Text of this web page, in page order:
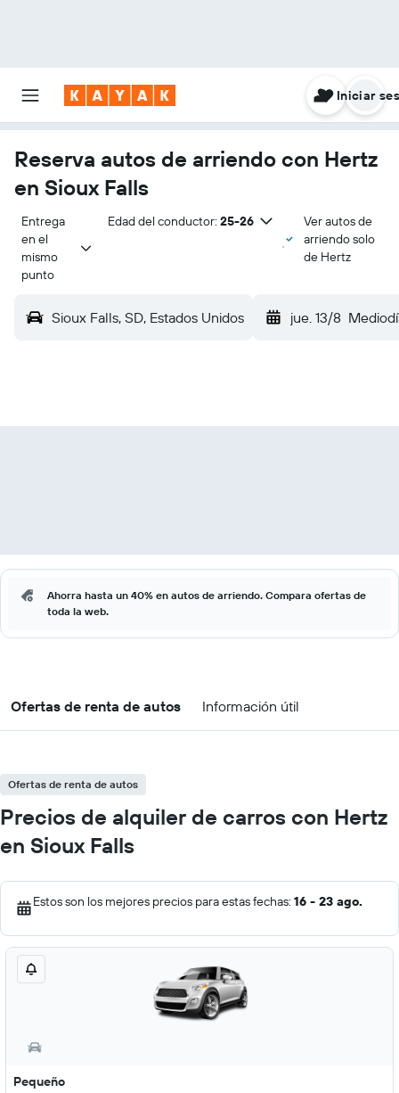
Iniciar
Reserva autos de arriendo con Hertz
en Sioux Falls
Entrega
en el
mismo
punto
Edad del conductor: 25-26
Ver autos de
arriendo solo
de Hertz
Sioux Falls, SD, Estados Unidos jue. 13/8
Ahorra hasta un 40% en autos de arriendo. Compara ofertas de
toda la web.
Ofertas de renta de autos Información útil
Ofertas de renta de autos
Precios de alquiler de carros con Hertz
en Sioux Falls
Estos son los mejores precios para estas fechas: 16 - 23 ago.
Pequeño